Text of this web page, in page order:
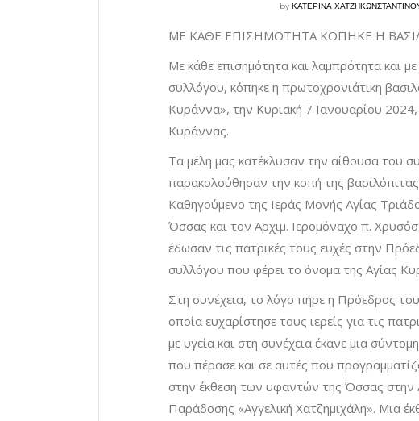
byΚΑΤΕΡΙΝΑ
ΜΕ ΚΑΘΕ ΕΠΙΣΗΜΟΤΗΤΑ ΚΟΠΗΚΕ Η
Με κάθε επισημότητα και λαμπρότητα και
συλλόγου, κόπηκε η πρωτοχρονιάτικη
Κυράννα», την Κυριακή 7 Ιανουαρίου
Κυράννας.
Τα μέλη μας κατέκλυσαν την αίθουσα του
παρακολούθησαν την κοπή της
Καθηγούμενο της Ιεράς Μονής Αγίας
Όσσας και τον Αρχιμ. Ιερομόναχο π.
έδωσαν τις πατρικές τους ευχές στην
συλλόγου που φέρει το όνομα της Αγίας
Στη συνέχεια, το λόγο πήρε η Πρόεδρος
οποία ευχαρίστησε τους ιερείς για τις
με υγεία και στη συνέχεια έκανε μια
που πέρασε και σε αυτές που
στην έκθεση των υφαντών της Όσσας στην
Παράδοσης «Αγγελική Χατζημιχάλη». Μια